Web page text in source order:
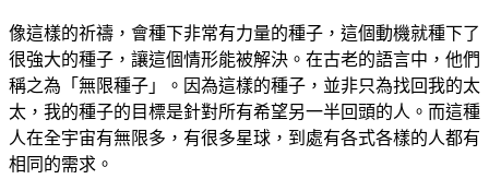
像這樣的祈禱，會種下非常有力量的種子，這個動機就種下了
很強大的種子，讓這個情形能被解決。在古老的語言中，他們
稱之為「無限種子」。因為這樣的種子，並非只為找回我的太
太，我的種子的目標是針對所有希望另一半回頭的人。而這種
人在全宇宙有無限多，有很多星球，到處有各式各樣的人都有
相同的需求。